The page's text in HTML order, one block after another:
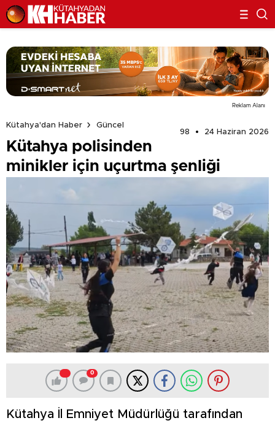
Reklam Alanı
Kütahya'dan Haber
Güncel
98
24 Haziran 2026
Kütahya polisinden
minikler için uçurtma şenliği
0
Kütahya İl Emniyet Müdürlüğü tarafından